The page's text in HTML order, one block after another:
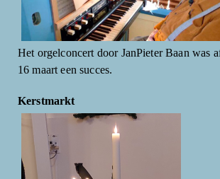
Het orgelconcert door JanPieter Baan was
16 maart een succes.
Kerstmarkt